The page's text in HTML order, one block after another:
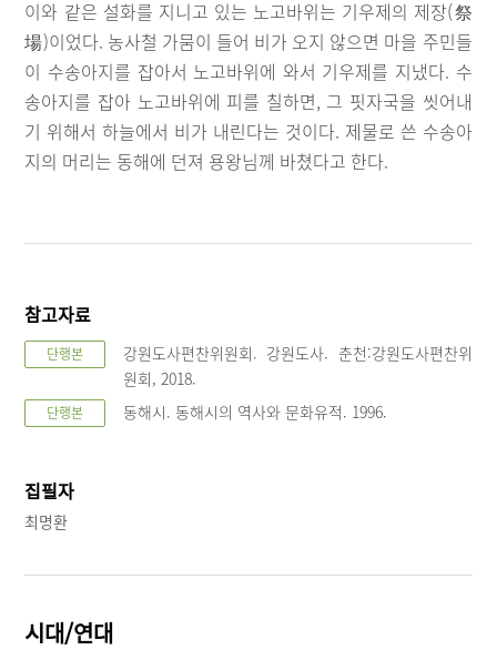
이와 같은 설화를 지니고 있는 노고바위는 기우제의 제장(祭
場)이었다. 농사철 가뭄이 들어 비가 오지 않으면 마을 주민들
이 수송아지를 잡아서 노고바위에 와서 기우제를 지냈다. 수
송아지를 잡아 노고바위에 피를 칠하면, 그 핏자국을 씻어내
기 위해서 하늘에서 비가 내린다는 것이다. 제물로 쓴 수송아
지의 머리는 동해에 던져 용왕님께 바쳤다고 한다.
참고자료
단행본
강원도사편찬위원회. 강원도사. 춘천:강원도사편찬위
원회, 2018.
단행본 동해시. 동해시의 역사와 문화유적. 1996.
집필자
최명환
시대/연대